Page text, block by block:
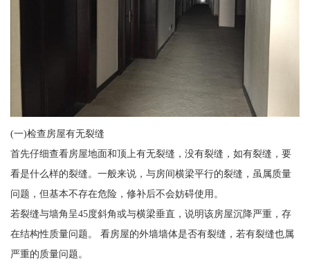
(一)检查房屋有无裂缝
首先仔细查看房屋地面和顶上有无裂缝，没有裂缝，如有裂缝，要
看是什么样的裂缝。一般来说，与房间横梁平行的裂缝，虽属质量
问题，但基本不存在危险，修补后不会妨碍使用。
若裂缝与墙角呈45度斜角或与横梁垂直，说明该房屋沉降严重，存
在结构性质量问题。 看房屋的外墙墙体是否有裂缝，若有裂缝也属
严重的质量问题。